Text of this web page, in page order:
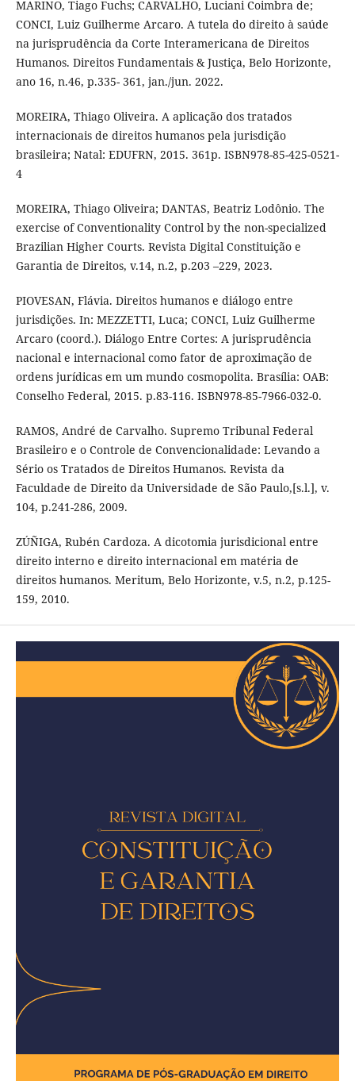
MARINO, Tiago Fuchs; CARVALHO, Luciani Coimbra de;
CONCI, Luiz Guilherme Arcaro. A tutela do direito à saúde
na jurisprudência da Corte Interamericana de Direitos
Humanos. Direitos Fundamentais & Justiça, Belo Horizonte,
ano 16, n.46, p.335- 361, jan./jun. 2022.
MOREIRA, Thiago Oliveira. A aplicação dos tratados
internacionais de direitos humanos pela jurisdição
brasileira; Natal: EDUFRN, 2015. 361p. ISBN978-85-425-0521-
4
MOREIRA, Thiago Oliveira; DANTAS, Beatriz Lodônio. The
exercise of Conventionality Control by the non-specialized
Brazilian Higher Courts. Revista Digital Constituição e
Garantia de Direitos, v.14, n.2, p.203 –229, 2023.
PIOVESAN, Flávia. Direitos humanos e diálogo entre
jurisdições. In: MEZZETTI, Luca; CONCI, Luiz Guilherme
Arcaro (coord.). Diálogo Entre Cortes: A jurisprudência
nacional e internacional como fator de aproximação de
ordens jurídicas em um mundo cosmopolita. Brasília: OAB:
Conselho Federal, 2015. p.83-116. ISBN978-85-7966-032-0.
RAMOS, André de Carvalho. Supremo Tribunal Federal
Brasileiro e o Controle de Convencionalidade: Levando a
Sério os Tratados de Direitos Humanos. Revista da
Faculdade de Direito da Universidade de São Paulo,[s.l.], v.
104, p.241-286, 2009.
ZÚÑIGA, Rubén Cardoza. A dicotomia jurisdicional entre
direito interno e direito internacional em matéria de
direitos humanos. Meritum, Belo Horizonte, v.5, n.2, p.125-
159, 2010.